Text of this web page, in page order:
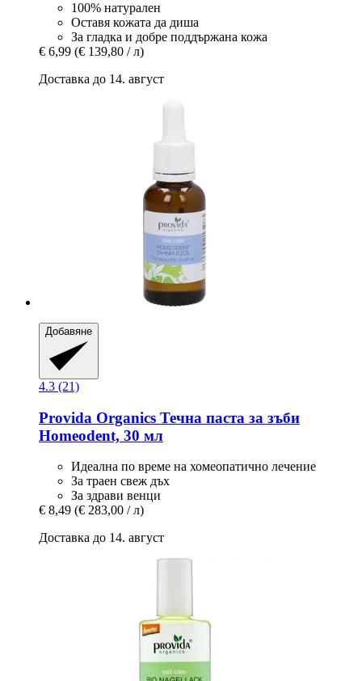
100% натурален
Оставя кожата да диша
За гладка и добре поддържана кожа
€ 6,99 (€ 139,80 / л)
Доставка до 14. август
Добавяне
4.3 (21)
Provida Organics Течна паста за зъби
Homeodent, 30 мл
Идеална по време на хомеопатично лечение
За траен свеж дъх
За здрави венци
€ 8,49 (€ 283,00 / л)
Доставка до 14. август